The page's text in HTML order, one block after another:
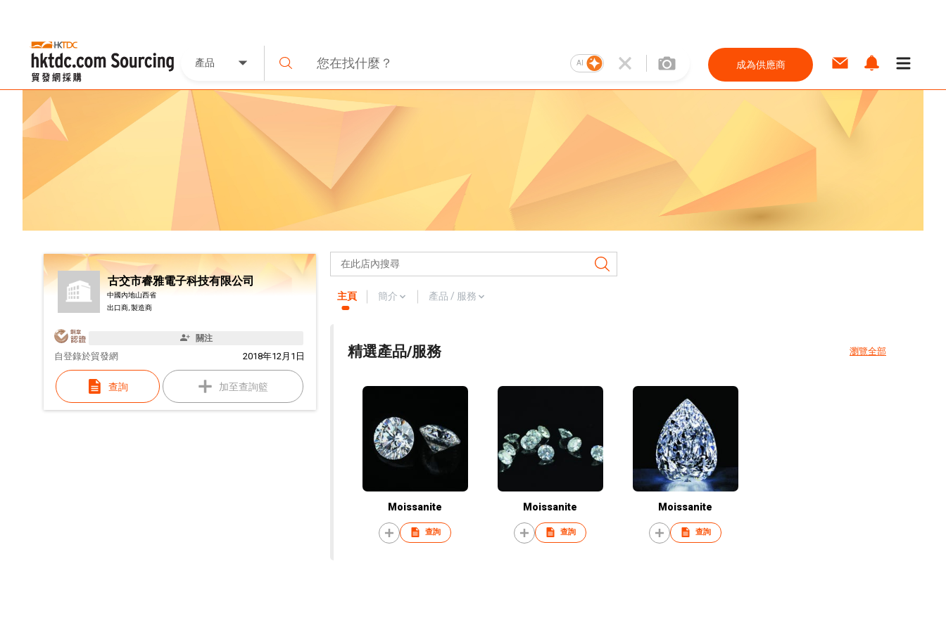
產品 AI 成為供應商
古交市睿雅電子科技有限公司
中國內地山西省
出口商, 製造商
關注
自 2018年12月1日
登錄於貿發網
查詢 加至查詢籃
主頁 簡介 產品 / 服務
精選產品/服務 瀏覽全部
Moissanite
查詢
Moissanite
查詢
Moissanite
查詢